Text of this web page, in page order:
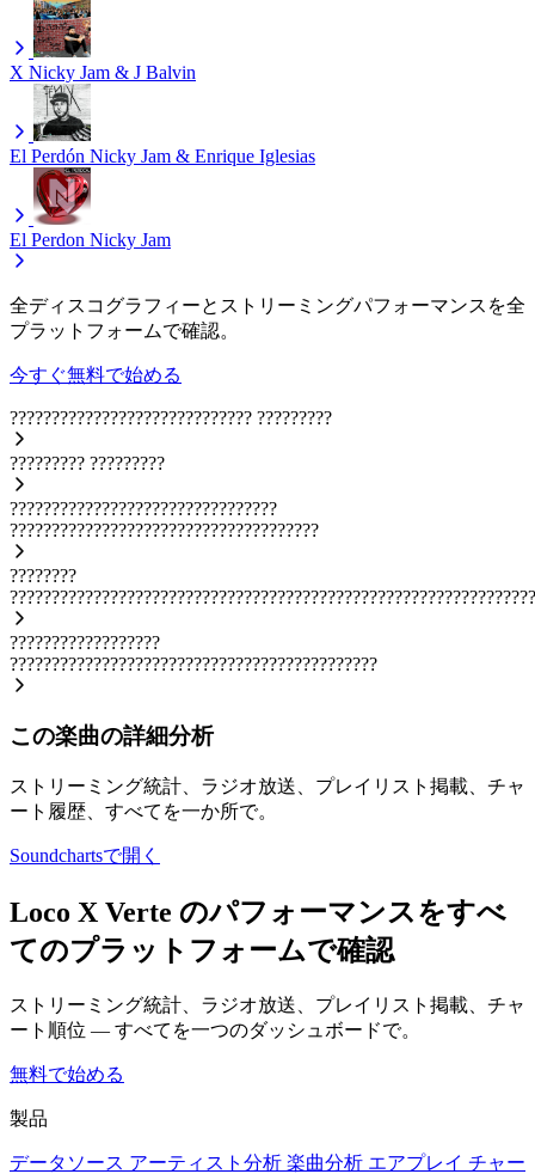
X Nicky Jam & J Balvin
El Perdón Nicky Jam & Enrique Iglesias
El Perdon Nicky Jam
全ディスコグラフィーとストリーミングパフォーマンスを全
プラットフォームで確認。
今すぐ無料で始める
????????????????????????????? ?????????
????????? ?????????
????????????????????????????????
?????????????????????????????????????
????????
??????????????????
????????????????????????????????????????????
この楽曲の詳細分析
ストリーミング統計、ラジオ放送、プレイリスト掲載、チャ
ート履歴、すべてを一か所で。
Soundchartsで開く
Loco X Verte のパフォーマンスをすべ
てのプラットフォームで確認
ストリーミング統計、ラジオ放送、プレイリスト掲載、チャ
ート順位 — すべてを一つのダッシュボードで。
無料で始める
製品
データソース アーティスト分析 楽曲分析 エアプレイ チャー